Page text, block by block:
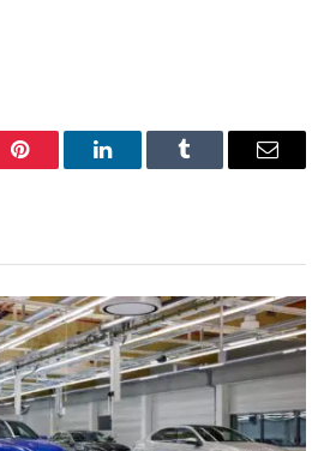
Pinterest LinkedInTumblr Email